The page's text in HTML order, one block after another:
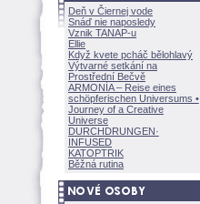
Deň v Čiernej vode
Snáď nie naposledy
Vznik TANAP-u
Ellie
Když kvete pcháč bělohlavý
Výtvarné setkání na
Prostřední Bečvě
ARMONÍA – Reise eines
schöpferischen Universums •
Journey of a Creative
Universe
DURCHDRUNGEN·
INFUSED
KATOPTRIK
Běžná rutina